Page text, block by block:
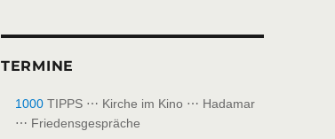
TERMINE
1000TIPPS ⋯ Kirche im Kino ⋯ Hadamar
⋯ Friedensgespräche